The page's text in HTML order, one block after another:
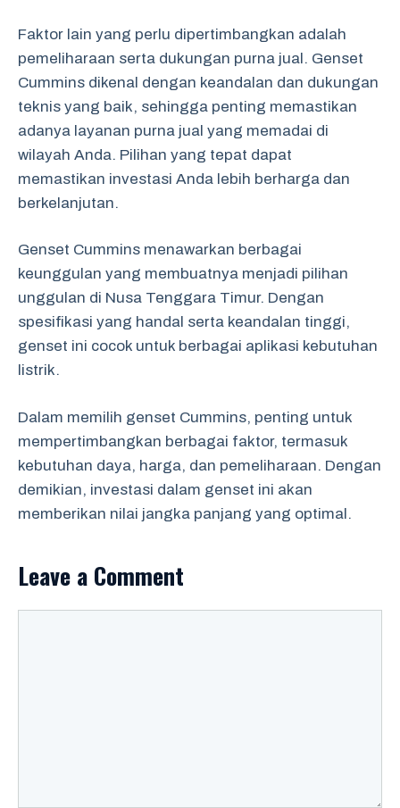
Faktor lain yang perlu dipertimbangkan adalah
pemeliharaan serta dukungan purna jual. Genset
Cummins dikenal dengan keandalan dan dukungan
teknis yang baik, sehingga penting memastikan
adanya layanan purna jual yang memadai di
wilayah Anda. Pilihan yang tepat dapat
memastikan investasi Anda lebih berharga dan
berkelanjutan.
Genset Cummins menawarkan berbagai
keunggulan yang membuatnya menjadi pilihan
unggulan di Nusa Tenggara Timur. Dengan
spesifikasi yang handal serta keandalan tinggi,
genset ini cocok untuk berbagai aplikasi kebutuhan
listrik.
Dalam memilih genset Cummins, penting untuk
mempertimbangkan berbagai faktor, termasuk
kebutuhan daya, harga, dan pemeliharaan. Dengan
demikian, investasi dalam genset ini akan
memberikan nilai jangka panjang yang optimal.
Leave a Comment